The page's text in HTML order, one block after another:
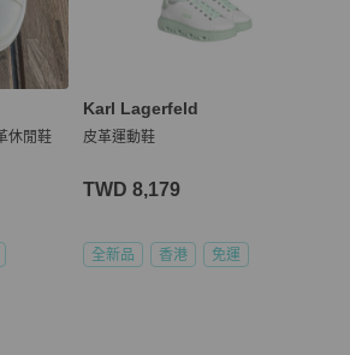
休閒鞋
Karl Lagerfeld
皮革運動鞋
TWD 8,179
全新品 香港 免運